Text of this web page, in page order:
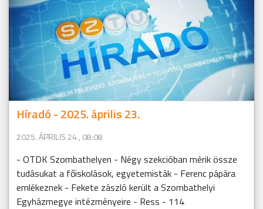
Híradó - 2025. április 23.
2025. ÁPRILIS 24., 08:08
- OTDK Szombathelyen - Négy szekcióban mérik össze
tudásukat a főiskolások, egyetemisták - Ferenc pápára
emlékeznek - Fekete zászló került a Szombathelyi
Egyházmegye intézményeire - Ress - 114